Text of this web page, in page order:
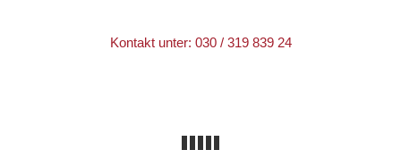
Kontakt unter: 030 / 319 839 24